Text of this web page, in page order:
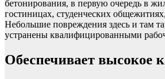
бетонирования, в первую очередь в
гостиницах, студенческих
Небольшие повреждения здесь и там
устранены квалифицированными
Обеспечивает высокое